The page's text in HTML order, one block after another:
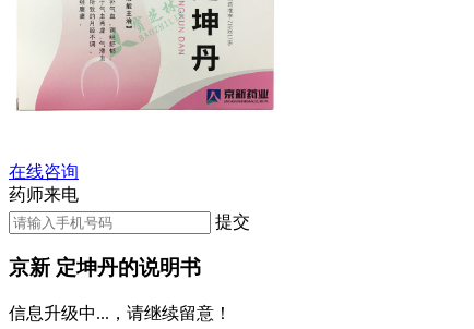
在线咨询
药师来电
提交
京新 定坤丹的说明书
信息升级中...，请继续留意！